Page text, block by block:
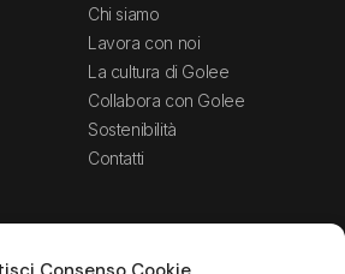
Chi siamo
Lavora con noi
La cultura di Golee
Collabora con Golee
Sostenibilità
Contatti